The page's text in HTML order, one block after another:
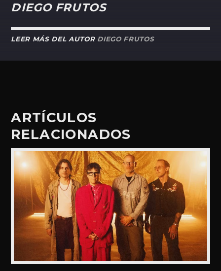
DIEGO FRUTOS
LEER MÁS DEL AUTOR DIEGO FRUTOS
ARTÍCULOS
RELACIONADOS